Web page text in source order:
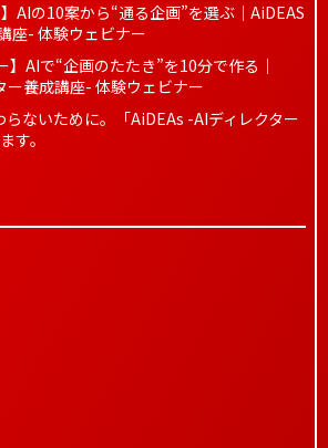
AIの10案から“通る企画”を選ぶ｜AiDEAS
座- 体験ウェビナー
AIで“企画のたたき”を10分で作る｜
ー養成講座- 体験ウェビナー
ないために。「AiDEAs -AIディレクター
す。